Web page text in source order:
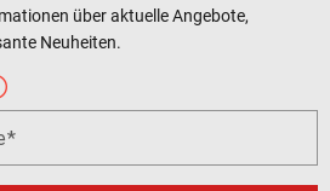
über aktuelle Angebote,
Neuheiten.